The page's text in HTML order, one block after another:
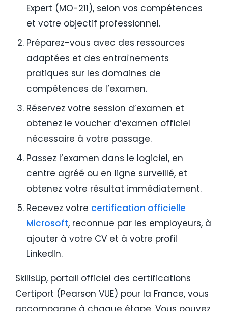
Expert (MO-211), selon vos compétences
et votre objectif professionnel.
Préparez-vous avec des ressources
adaptées et des entraînements
pratiques sur les domaines de
compétences de l’examen.
Réservez votre session d’examen et
obtenez le voucher d’examen officiel
nécessaire à votre passage.
Passez l’examen dans le logiciel, en
centre agréé ou en ligne surveillé, et
obtenez votre résultat immédiatement.
Recevez votre certification officielle
Microsoft, reconnue par les employeurs, à
ajouter à votre CV et à votre profil
LinkedIn.
SkillsUp, portail officiel des certifications
Certiport (Pearson VUE) pour la France, vous